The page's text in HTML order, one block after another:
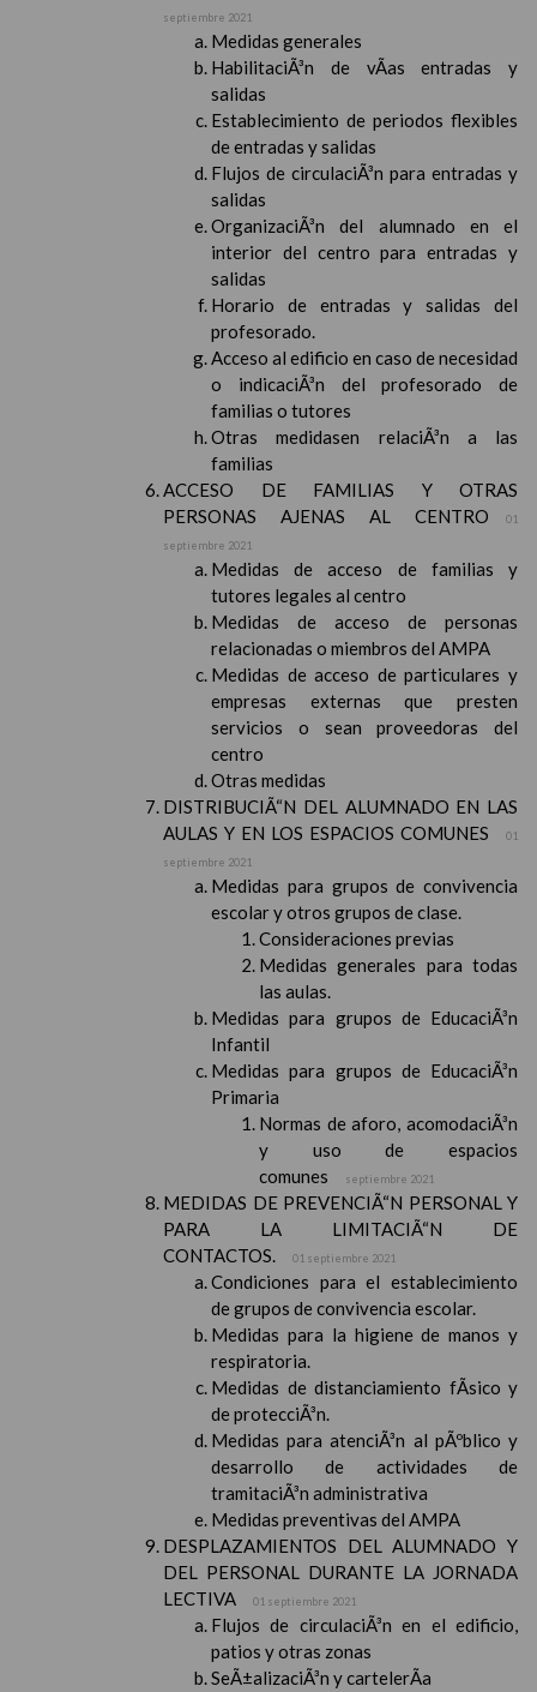
septiembre 2021
Medidas generales
HabilitaciÃ³n de vÃ­as entradas y
salidas
Establecimiento de periodos flexibles
de entradas y salidas
Flujos de circulaciÃ³n para entradas y
salidas
OrganizaciÃ³n del alumnado en el
interior del centro para entradas y
salidas
Horario de entradas y salidas del
profesorado.
Acceso al edificio en caso de necesidad
o indicaciÃ³n del profesorado de
familias o tutores
Otras medidasen relaciÃ³n a las
familias
ACCESO DE FAMILIAS Y OTRAS
PERSONAS AJENAS AL CENTRO
01
septiembre 2021
Medidas de acceso de familias y
tutores legales al centro
Medidas de acceso de personas
relacionadas o miembros del AMPA
Medidas de acceso de particulares y
empresas externas que presten
servicios o sean proveedoras del
centro
Otras medidas
DISTRIBUCIÃ“N DEL ALUMNADO EN LAS
AULAS Y EN LOS ESPACIOS COMUNES
01
septiembre 2021
Medidas para grupos de convivencia
escolar y otros grupos de clase.
Consideraciones previas
Medidas generales para todas
las aulas.
Medidas para grupos de EducaciÃ³n
Infantil
Medidas para grupos de EducaciÃ³n
Primaria
Normas de aforo, acomodaciÃ³n
y uso de espacios
comunes
septiembre 2021
MEDIDAS DE PREVENCIÃ“N PERSONAL Y
PARA LA LIMITACIÃ“N DE
CONTACTOS.
01 septiembre 2021
Condiciones para el establecimiento
de grupos de convivencia escolar.
Medidas para la higiene de manos y
respiratoria.
Medidas de distanciamiento fÃ­sico y
de protecciÃ³n.
Medidas para atenciÃ³n al pÃºblico y
desarrollo de actividades de
tramitaciÃ³n administrativa
Medidas preventivas del AMPA
DESPLAZAMIENTOS DEL ALUMNADO Y
DEL PERSONAL DURANTE LA JORNADA
LECTIVA
01 septiembre 2021
Flujos de circulaciÃ³n en el edificio,
patios y otras zonas
SeÃ±alizaciÃ³n y cartelerÃ­a